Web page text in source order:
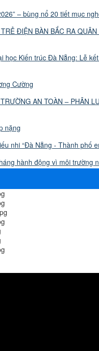
– bùng nổ 20 tiết mục
ĐIỆN BÀN BẮC RA
học Kiến trúc Đà Nẵng: Lễ
Cường
AN TOÀN – PHÂN
nặng
nhi “Đà Nẵng - Thành phố
hành động vì môi trường